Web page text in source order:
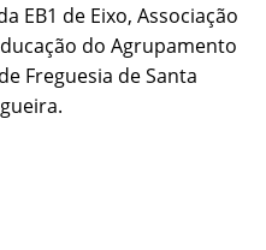
EB1 de Eixo, Associação
do Agrupamento
Freguesia de Santa